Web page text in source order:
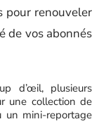
pour renouveler
de vos abonnés
d’œil, plusieurs
une collection de
un mini-reportage